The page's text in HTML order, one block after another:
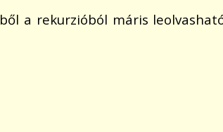
a rekurzióból máris